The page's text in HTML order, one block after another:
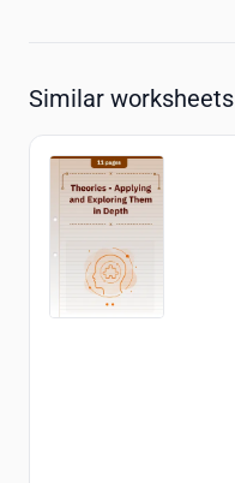
Similar worksheets